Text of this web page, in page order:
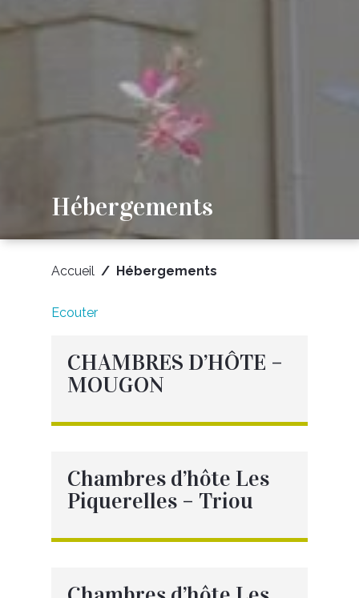
Hébergements
Accueil Hébergements
Ecouter
CHAMBRES D’HÔTE –
MOUGON
Chambres d’hôte Les
Piquerelles – Triou